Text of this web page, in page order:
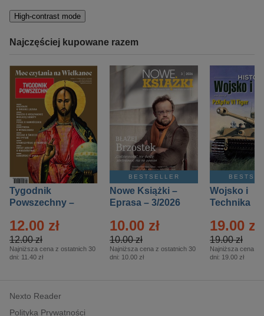
High-contrast mode
Najczęściej kupowane razem
Tygodnik
Powszechny –
12.00 zł
12.00 zł
Najniższa cena z ostatnich 30
dni: 11.40 zł
BESTSELLER
Nowe Książki –
Eprasa – 3/2026
10.00 zł
10.00 zł
Najniższa cena z ostatnich 30
dni: 10.00 zł
Wojsko i
Technika
– 2/2026
19.00 zł
19.00 zł
Najniższa cena z
dni: 19.00 zł
Nexto Reader
Polityka Prywatności